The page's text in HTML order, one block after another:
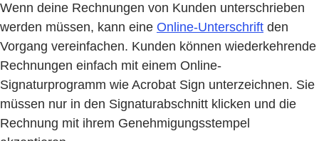
Wenn deine Rechnungen von Kunden unterschrieben
werden müssen, kann eine Online-Unterschrift den
Vorgang vereinfachen. Kunden können wiederkehrende
Rechnungen einfach mit einem Online-
Signaturprogramm wie Acrobat Sign unterzeichnen. Sie
müssen nur in den Signaturabschnitt klicken und die
Rechnung mit ihrem Genehmigungsstempel